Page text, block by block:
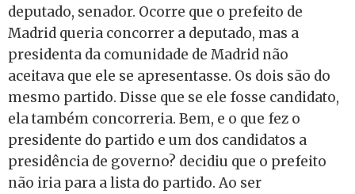
deputado, senador. Ocorre que o prefeito de
Madrid queria concorrer a deputado, mas a
presidenta da comunidade de Madrid não
aceitava que ele se apresentasse. Os dois são do
mesmo partido. Disse que se ele fosse candidato,
ela também concorreria. Bem, e o que fez o
presidente do partido e um dos candidatos a
presidência de governo? decidiu que o prefeito
não iria para a lista do partido. Ao ser